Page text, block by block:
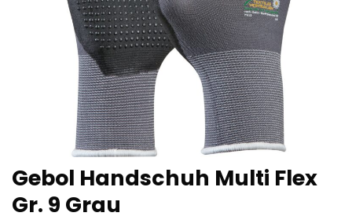
Gebol Handschuh Multi Flex
Gr. 9 Grau